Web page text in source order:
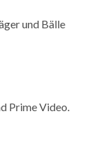
und Bälle
Prime Video.